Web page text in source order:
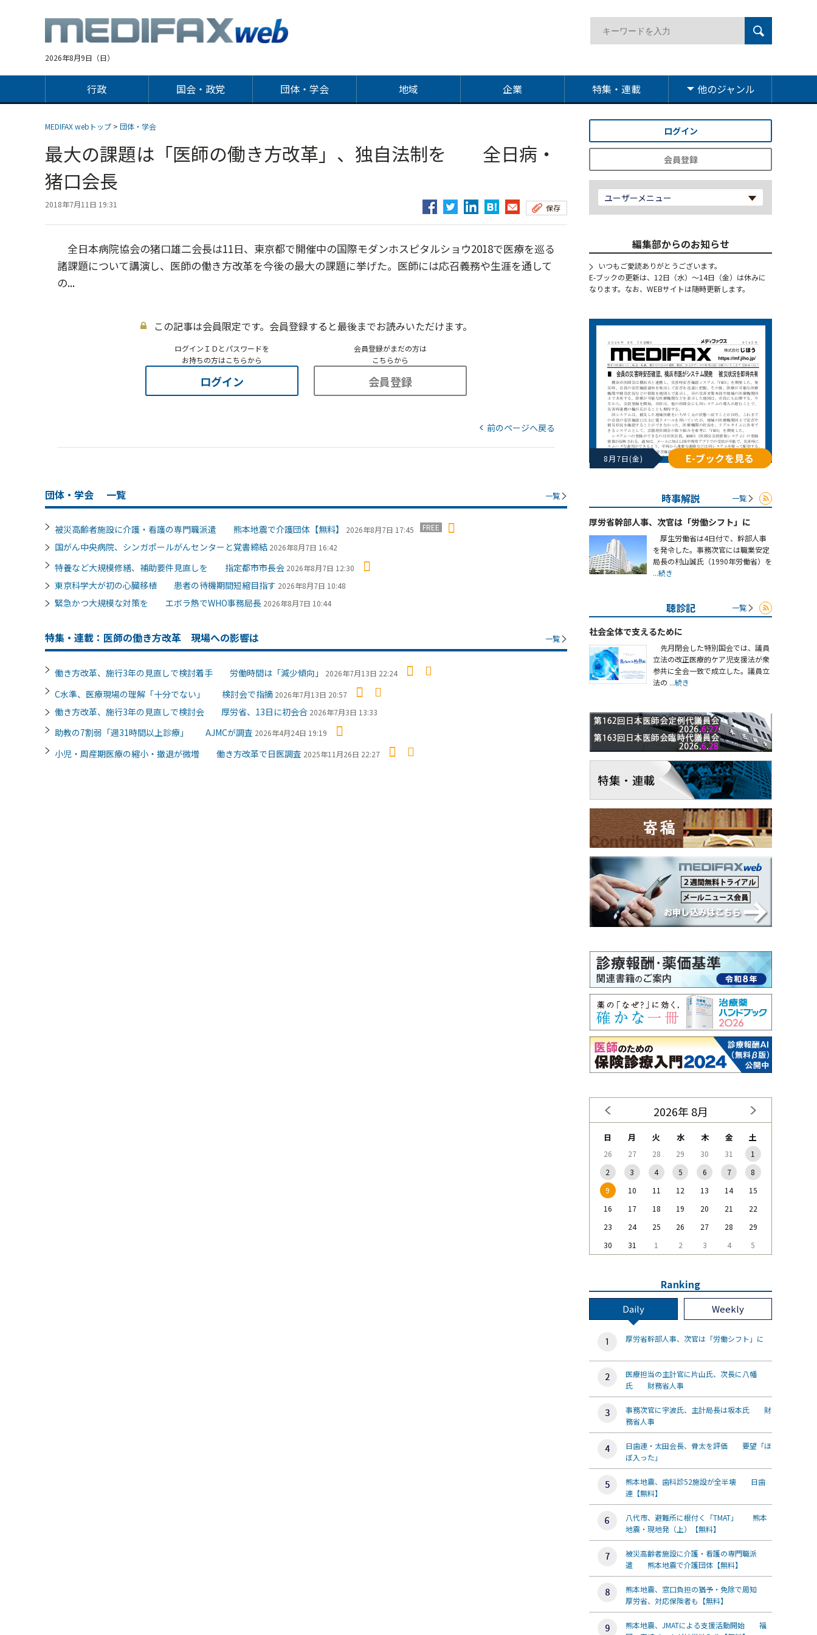
2026年8月9日（日）
行政 国会・政党 団体・学会 地域 企業 特集・連載 他のジャンル
MEDIFAX webトップ > 団体・学会
最大の課題は「医師の働き方改革」、独自法制を 全日病・
猪口会長
2018年7月11日 19:31 保存
全日本病院協会の猪口雄二会長は11日、東京都で開催中の国際モダンホスピタルショウ2018で医療を巡る
諸課題について講演し、医師の働き方改革を今後の最大の課題に挙げた。医師には応召義務や生涯を通して
の...
この記事は会員限定です。会員登録すると最後までお読みいただけます。
ログインＩＤとパスワードを
お持ちの方はこちらから
ログイン
会員登録がまだの方は
こちらから
会員登録
前のページへ戻る
団体・学会 一覧 一覧
被災高齢者施設に介護・看護の専門職派遣 熊本地震で介護団体【無料】 2026年8月7日 17:45 FREE
国がん中央病院、シンガポールがんセンターと覚書締結 2026年8月7日 16:42
特養など大規模修繕、補助要件見直しを 指定都市市長会 2026年8月7日 12:30
東京科学大が初の心臓移植 患者の待機期間短縮目指す 2026年8月7日 10:48
緊急かつ大規模な対策を エボラ熱でWHO事務局長 2026年8月7日 10:44
特集・連載：医師の働き方改革 現場への影響は 一覧
働き方改革、施行3年の見直しで検討着手 労働時間は「減少傾向」 2026年7月13日 22:24
C水準、医療現場の理解「十分でない」 検討会で指摘 2026年7月13日 20:57
働き方改革、施行3年の見直しで検討会 厚労省、13日に初会合 2026年7月3日 13:33
助教の7割弱「週31時間以上診療」 AJMCが調査 2026年4月24日 19:19
小児・周産期医療の縮小・撤退が微増 働き方改革で日医調査 2025年11月26日 22:27
ログイン
会員登録
ユーザーメニュー
編集部からのお知らせ
いつもご愛読ありがとうございます。
E-ブックの更新は、12日（水）～14日（金）は休みに
なります。なお、WEBサイトは随時更新します。
8月7日(金) E-ブックを見る
時事解説 一覧
厚労省幹部人事、次官は「労働シフト」に
厚生労働省は4日付で、幹部人事
を発令した。事務次官には職業安定
局長の村山誠氏（1990年労働省）を
...続き
聴診記 一覧
社会全体で支えるために
先月閉会した特別国会では、議員
立法の改正医療的ケア児支援法が衆
参共に全会一致で成立した。議員立
法の ...続き
2026年 8月
日 月 火 水 木 金 土
26 27 28 29 30 31
1
2
3 4 5 6 7
8
9
10 11 12 13 14
15
16
17 18 19 20 21
22
23
24 25 26 27 28
29
30
31 1 2 3 4 5
Ranking
Daily Weekly
厚労省幹部人事、次官は「労働シフト」に
医療担当の主計官に片山氏、次長に八幡
氏 財務省人事
事務次官に宇波氏、主計局長は坂本氏 財
務省人事
日歯連・太田会長、骨太を評価 要望「ほ
ぼ入った」
熊本地震、歯科診52施設が全半壊 日歯
連【無料】
八代市、避難所に根付く「TMAT」 熊本
地震・現地発（上）【無料】
被災高齢者施設に介護・看護の専門職派
遣 熊本地震で介護団体【無料】
熊本地震、窓口負担の猶予・免除で周知
厚労省、対応保険者も【無料】
熊本地震、JMATによる支援活動開始 福